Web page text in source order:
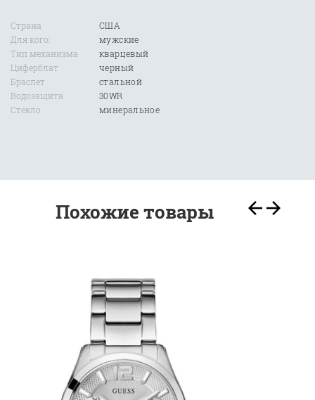
Страна
Для кого:
Тип механизма
Циферблат
Браслет
Водозащита
Стекло
США
мужские
кварцевый
черный
стальной
30WR
минеральное
Похожие товары